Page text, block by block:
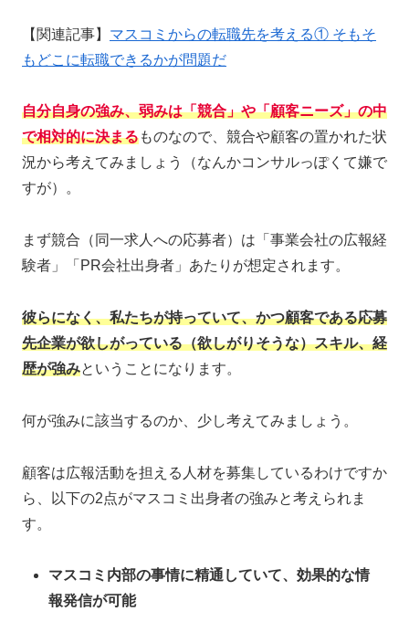
【関連記事】 マスコミからの転職先を考える① そもそ
もどこに転職できるかが問題だ
自分自身の強み、弱みは「競合」や「顧客ニーズ」の中
で相対的に決まるものなので、競合や顧客の置かれた状
況から考えてみましょう（なんかコンサルっぽくて嫌で
すが）。
まず競合（同一求人への応募者）は「事業会社の広報経
験者」「PR会社出身者」あたりが想定されます。
彼らになく、私たちが持っていて、かつ顧客である応募
先企業が欲しがっている（欲しがりそうな）スキル、経
歴が強みということになります。
何が強みに該当するのか、少し考えてみましょう。
顧客は広報活動を担える人材を募集しているわけですか
ら、以下の2点がマスコミ出身者の強みと考えられま
す。
マスコミ内部の事情に精通していて、効果的な情
報発信が可能